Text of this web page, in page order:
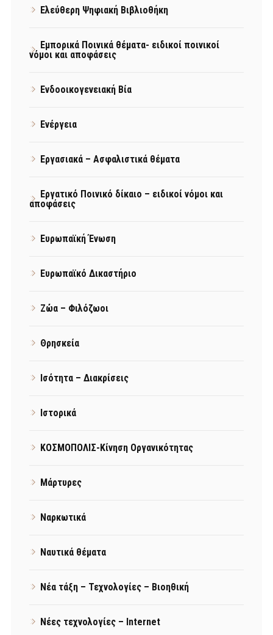
Ελεύθερη Ψηφιακή Βιβλιοθήκη
Εμπορικά Ποινικά θέματα- ειδικοί ποινικοί
νόμοι και αποφάσεις
Ενδοοικογενειακή Βία
Ενέργεια
Εργασιακά – Ασφαλιστικά θέματα
Εργατικό Ποινικό δίκαιο – ειδικοί νόμοι και
αποφάσεις
Ευρωπαϊκή Ένωση
Ευρωπαϊκό Δικαστήριο
Ζώα – Φιλόζωοι
Θρησκεία
Ισότητα – Διακρίσεις
Ιστορικά
ΚΟΣΜΟΠΟΛΙΣ-Κίνηση Οργανικότητας
Μάρτυρες
Ναρκωτικά
Ναυτικά θέματα
Νέα τάξη – Τεχνολογίες – Βιοηθική
Νέες τεχνολογίες – Internet